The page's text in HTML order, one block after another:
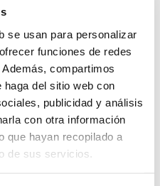
se usan para personalizar
funciones de redes
compartimos
del sitio web con
publicidad y análisis
con otra información
que hayan recopilado a
de sus servicios.
amb la
del Vila-real
Bàsquet Vila-real.
pots veure una
, s'ha constituït com
que ens espera en